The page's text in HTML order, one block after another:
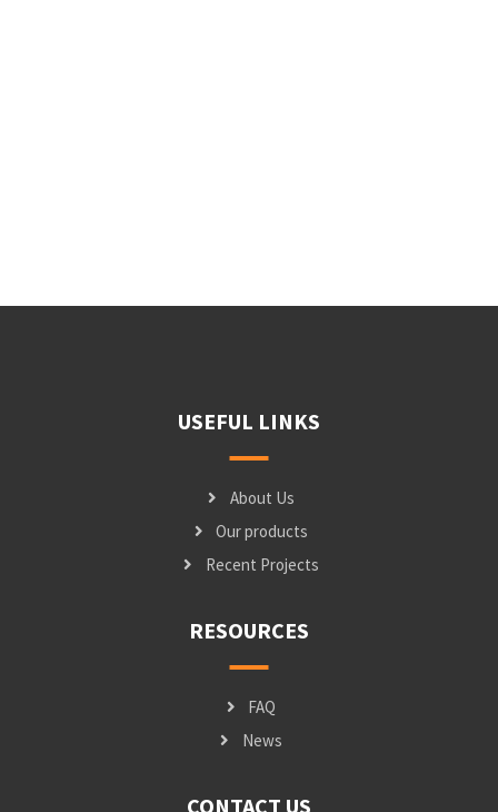
USEFUL LINKS
About Us
Our products
Recent Projects
RESOURCES
FAQ
News
CONTACT US